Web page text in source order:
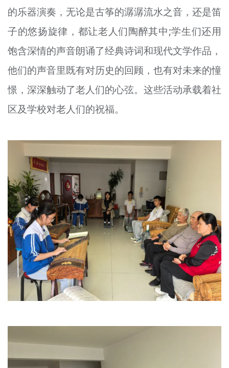
的乐器演奏，无论是古筝的潺潺流水之音，还是笛
子的悠扬旋律，都让老人们陶醉其中;学生们还用
饱含深情的声音朗诵了经典诗词和现代文学作品，
他们的声音里既有对历史的回顾，也有对未来的憧
憬，深深触动了老人们的心弦。这些活动承载着社
区及学校对老人们的祝福。